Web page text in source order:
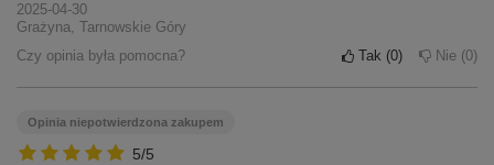
2025-04-30
Grażyna, Tarnowskie Góry
Czy opinia była pomocna?
Tak 0 Nie 0
5/5
Opinia niepotwierdzona zakupem